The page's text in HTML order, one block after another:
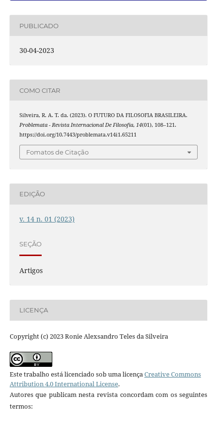
PUBLICADO
30-04-2023
COMO CITAR
Silveira, R. A. T. da. (2023). O FUTURO DA FILOSOFIA BRASILEIRA.
Problemata - Revista Internacional De Filosofia, 14(01), 108–121.
https://doi.org/10.7443/problemata.v14i1.65211
Fomatos de Citação
EDIÇÃO
v. 14 n. 01 (2023)
SEÇÃO
Artigos
LICENÇA
Copyright (c) 2023 Ronie Alexsandro Teles da Silveira
Este trabalho está licenciado sob uma licençaCreative Commons
Attribution 4.0 International License.
Autores que publicam nesta revista concordam com os seguintes
termos: